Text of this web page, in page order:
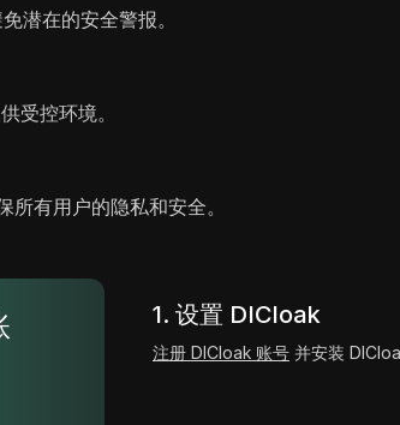
潜在的安全警报。
受控环境。
有用户的隐私和安全。
1. 设置 DICloak
注册 DICloak 账号 并安装